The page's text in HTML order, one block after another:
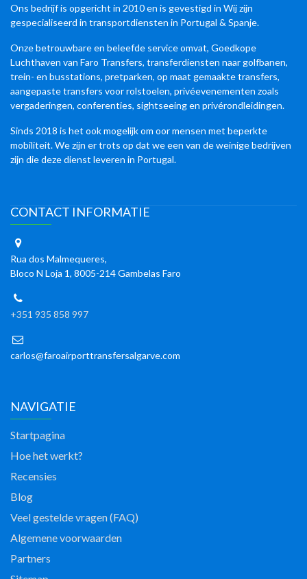
Ons bedrijf is opgericht in 2010 en is gevestigd in Wij zijn
gespecialiseerd in transportdiensten in Portugal & Spanje.
Onze betrouwbare en beleefde service omvat, Goedkope
Luchthaven van Faro Transfers, transferdiensten naar golfbanen,
trein- en busstations, pretparken, op maat gemaakte transfers,
aangepaste transfers voor rolstoelen, privéevenementen zoals
vergaderingen, conferenties, sightseeing en privérondleidingen.
Sinds 2018 is het ook mogelijk om oor mensen met beperkte
mobiliteit. We zijn er trots op dat we een van de weinige bedrijven
zijn die deze dienst leveren in Portugal.
CONTACT INFORMATIE
Rua dos Malmequeres,
Bloco N Loja 1, 8005-214 Gambelas Faro
+351 935 858 997
carlos@faroairporttransfersalgarve.com
NAVIGATIE
Startpagina
Hoe het werkt?
Recensies
Blog
Veel gestelde vragen (FAQ)
Algemene voorwaarden
Partners